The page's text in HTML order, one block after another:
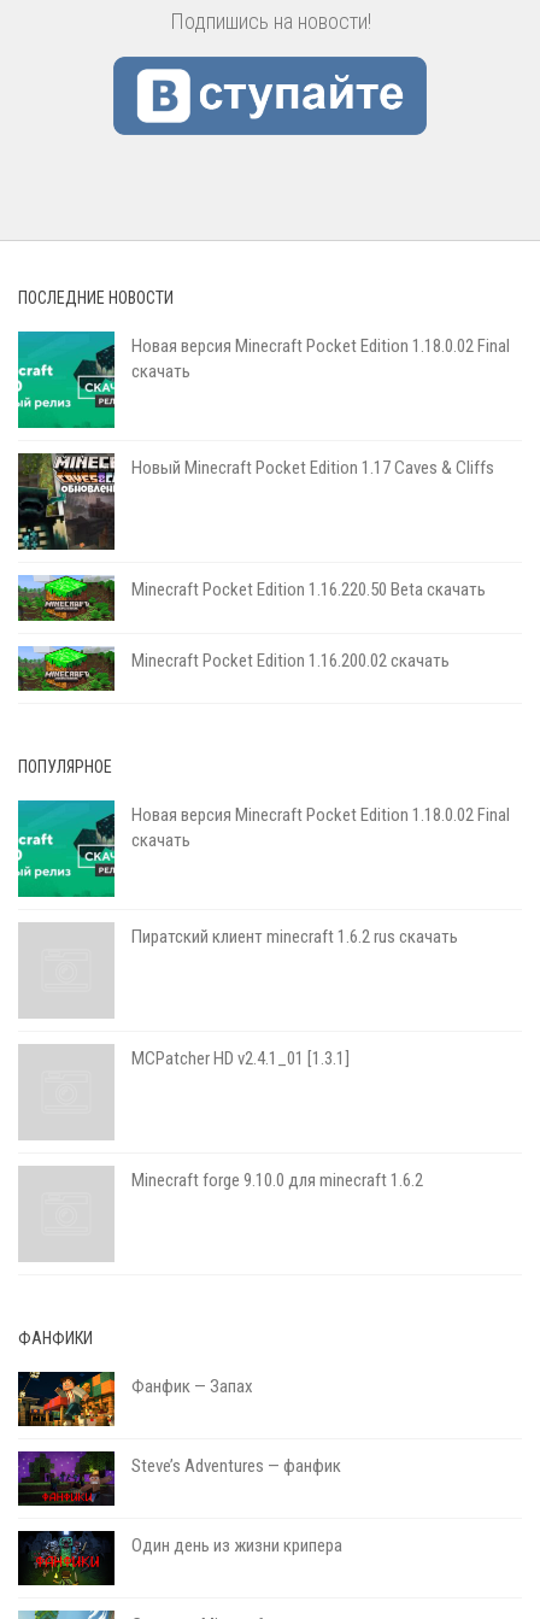
Подпишись на новости!
ПОСЛЕДНИЕ НОВОСТИ
Новая версия Minecraft Pocket Edition 1.18.0.02 Final
скачать
Новый Minecraft Pocket Edition 1.17 Сaves & Cliffs
Minecraft Pocket Edition 1.16.220.50 Beta скачать
Minecraft Pocket Edition 1.16.200.02 скачать
ПОПУЛЯРНОЕ
Новая версия Minecraft Pocket Edition 1.18.0.02 Final
скачать
Пиратский клиент minecraft 1.6.2 rus скачать
MCPatcher HD v2.4.1_01 [1.3.1]
Minecraft forge 9.10.0 для minecraft 1.6.2
ФАНФИКИ
Фанфик — Запах
Steve’s Adventures — фанфик
Один день из жизни крипера